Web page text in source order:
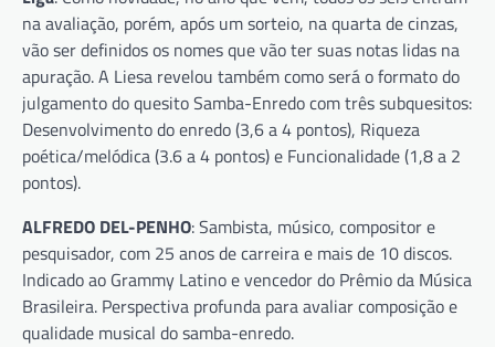
na avaliação, porém, após um sorteio, na quarta de cinzas,
vão ser definidos os nomes que vão ter suas notas lidas na
apuração. A Liesa revelou também como será o formato do
julgamento do quesito Samba-Enredo com três subquesitos:
Desenvolvimento do enredo (3,6 a 4 pontos), Riqueza
poética/melódica (3.6 a 4 pontos) e Funcionalidade (1,8 a 2
pontos).
ALFREDO DEL-PENHO: Sambista, músico, compositor e
pesquisador, com 25 anos de carreira e mais de 10 discos.
Indicado ao Grammy Latino e vencedor do Prêmio da Música
Brasileira. Perspectiva profunda para avaliar composição e
qualidade musical do samba-enredo.